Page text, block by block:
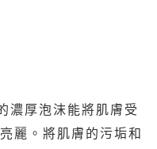
濃厚泡沫能將肌膚受
麗。將肌膚的污垢和